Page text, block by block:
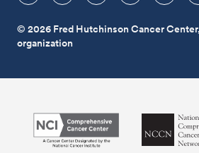
© 2026 Fred Hutchinson Cancer
organization